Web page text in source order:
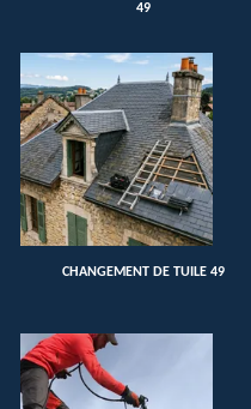
49
CHANGEMENT DE TUILE 49